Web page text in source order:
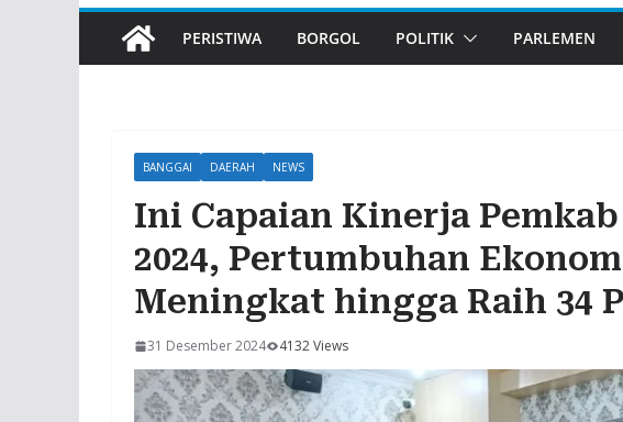
PERISTIWA BORGOL POLITIK PARLEMEN
BANGGAI DAERAH NEWS
Ini Capaian Kinerja
2024, Pertumbuhan
Meningkat hingga Raih 34
31 Desember 2024 4132 Views